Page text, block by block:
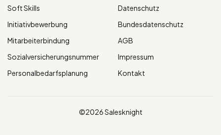
Soft Skills
Initiativbewerbung
Mitarbeiterbindung
Sozialversicherungsnummer
Personalbedarfsplanung
Datenschutz
Bundesdatenschutz
AGB
Impressum
Kontakt
©2026 Salesknight